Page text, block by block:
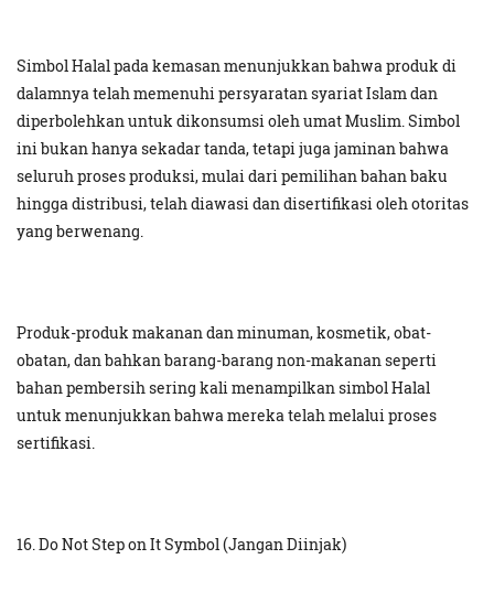
Simbol Halal pada kemasan menunjukkan bahwa produk di
dalamnya telah memenuhi persyaratan syariat Islam dan
diperbolehkan untuk dikonsumsi oleh umat Muslim. Simbol
ini bukan hanya sekadar tanda, tetapi juga jaminan bahwa
seluruh proses produksi, mulai dari pemilihan bahan baku
hingga distribusi, telah diawasi dan disertifikasi oleh otoritas
yang berwenang.
Produk-produk makanan dan minuman, kosmetik, obat-
obatan, dan bahkan barang-barang non-makanan seperti
bahan pembersih sering kali menampilkan simbol Halal
untuk menunjukkan bahwa mereka telah melalui proses
sertifikasi.
16. Do Not Step on It Symbol (Jangan Diinjak)